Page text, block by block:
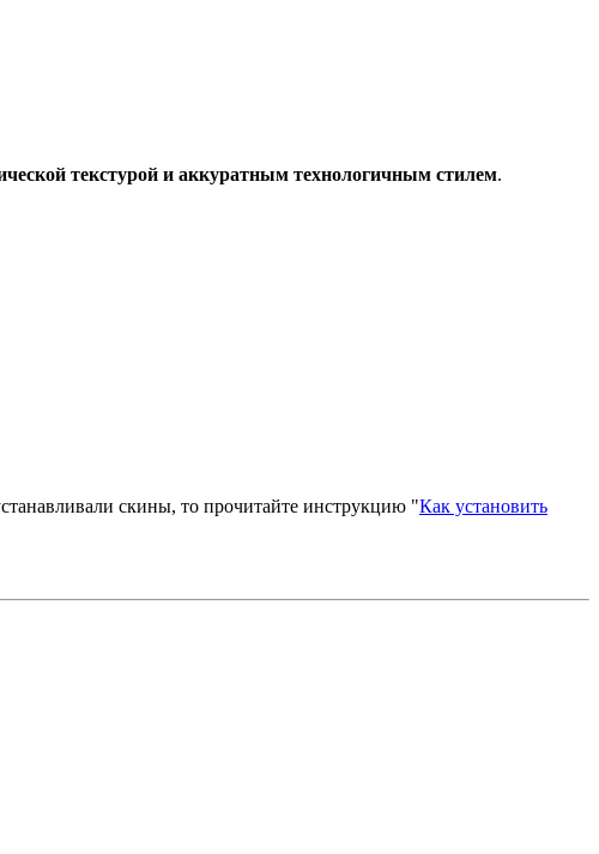
текстурой и аккуратным технологичным стилем.
скины, то прочитайте инструкцию "Как установить